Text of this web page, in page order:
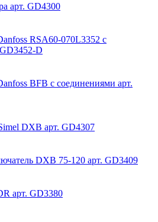
арт. GD4300
RSA60-070L3352 с
D
BFB с соединениями арт.
DXB арт. GD4307
DXB 75-120 арт. GD3409
арт. GD3380